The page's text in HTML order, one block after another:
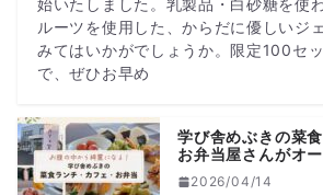
始いたしました。乳製品・白砂糖を使
ルーツを使用した、からだに優しいジ
みてはいかがでしょうか。限定100セ
で、ぜひお早め
学び舎めぶきの菜
お弁当屋さんがオ
2026/04/14